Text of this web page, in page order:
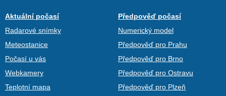
Aktuální počasí
Radarové snímky
Meteostanice
Počasí u vás
Webkamery
Teplotní mapa
Předpověď počasí
Numerický model
Předpověď pro Prahu
Předpověď pro Brno
Předpověď pro Ostravu
Předpověď pro Plzeň